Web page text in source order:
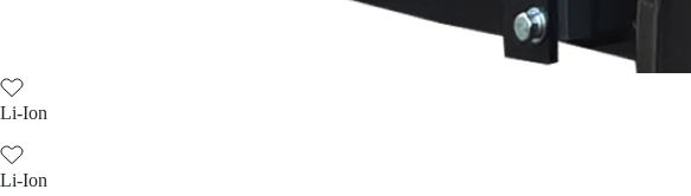
Li-Ion
Li-Ion